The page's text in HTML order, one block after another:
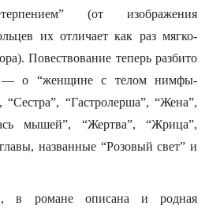
(от изображения
их отличает как раз мягко-
Повествование теперь разбито
о “женщине с телом нимфы-
“Сестра”, “Гастролерша”, “Жена”,
мышей”, “Жертва”, “Жрица”,
названные “Розовый свет” и
в романе описана и родная